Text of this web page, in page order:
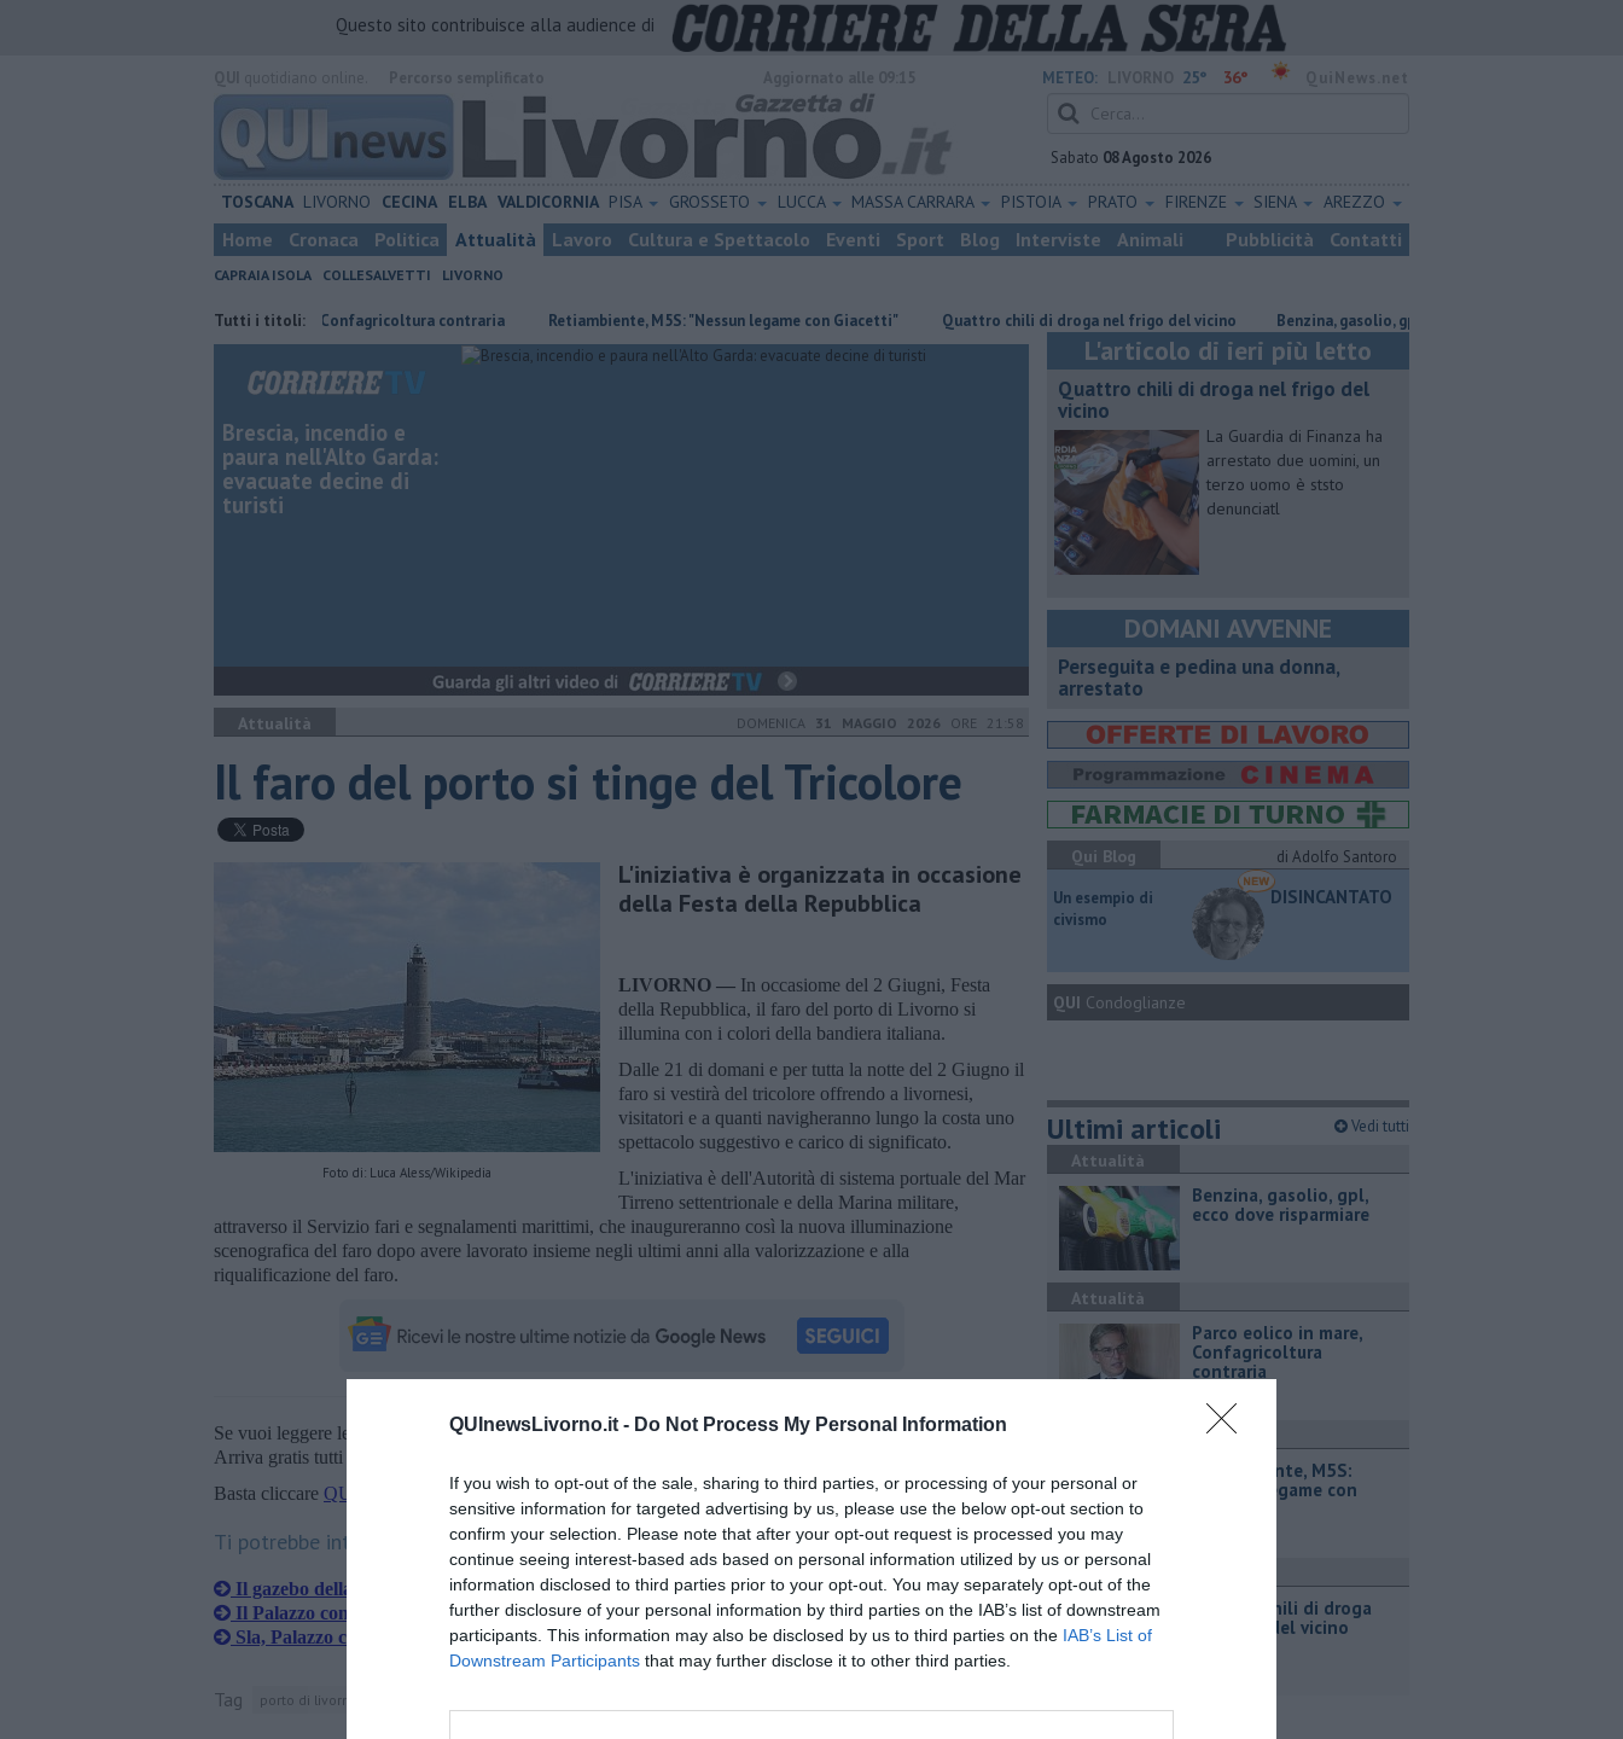
QUInewsLivorno.it - Do Not Process My Personal Information
If you wish to opt-out of the sale, sharing to third parties, or processing of your personal or
sensitive information for targeted advertising by us, please use the below opt-out section to
confirm your selection. Please note that after your opt-out request is processed you may
continue seeing interest-based ads based on personal information utilized by us or personal
information disclosed to third parties prior to your opt-out. You may separately opt-out of the
further disclosure of your personal information by third parties on the IAB’s list of downstream
participants. This information may also be disclosed by us to third parties on the IAB’s List of
Downstream Participants that may further disclose it to other third parties.
Questo sito contribuisce alla audience di
METEO: 25° 36°
Sabato 08 Agosto 2026
TOSCANA LIVORNO CECINA ELBA VALDICORNIA PISA GROSSETO LUCCA MASSA CARRARA PISTOIA PRATO FIRENZE SIENA AREZZO
Home Cronaca Politica Attualità Lavoro Cultura e Spettacolo Eventi Sport Blog Interviste Animali Pubblicità Contatti
CAPRAIA ISOLA COLLESALVETTI LIVORNO
Tutti i titoli:
Parco eolico in mare, Confagricoltura contraria Retiambiente, M5S: "Nessun legame con Giacetti" Quattro chili di droga nel frigo del vicino ​Benzina, gasolio, gpl, ecco dove risparmiare
Brescia, incendio e
paura nell'Alto Garda:
evacuate decine di
turisti
Attualità DOMENICA 31 MAGGIO 2026 ORE 21:58
Il faro del porto si tinge del Tricolore
Foto di: Luca Aless/Wikipedia
L'iniziativa è organizzata in occasione
della Festa della Repubblica
LIVORNO — In occasiome del 2 Giugni, Festa
della Repubblica, il faro del porto di Livorno si
illumina con i colori della bandiera italiana.
Dalle 21 di domani e per tutta la notte del 2 Giugno il
faro si vestirà del tricolore offrendo a livornesi,
visitatori e a quanti navigheranno lungo la costa uno
spettacolo suggestivo e carico di significato.
L'iniziativa è dell'Autorità di sistema portuale del Mar
Tirreno settentrionale e della Marina militare,
attraverso il Servizio fari e segnalamenti marittimi, che inaugureranno così la nuova illuminazione
scenografica del faro dopo avere lavorato insieme negli ultimi anni alla valorizzazione e alla
riqualificazione del faro.
Se vuoi leggere le notizie principali della Toscana iscriviti allaNewsletter QUInews - ToscanaMedia.
Arriva gratis tutti i giorni alle 20:00 direttamente nella tua casella di posta.
Basta cliccare QUI
Ti potrebbe interessare anche:
Il gazebo della Terrazza si illumina di viola
Il Palazzo comunale si tinge di blu
Sla, Palazzo comunale si tinge di verde
Tag porto di livorno
L'articolo di ieri più letto
Quattro chili di droga nel frigo del
vicino
La Guardia di Finanza ha
arrestato due uomini, un
terzo uomo è ststo
denunciatl
DOMANI AVVENNE
Perseguita e pedina una donna,
arrestato
Qui Blog
di Adolfo Santoro
​Un esempio di
civismo
DISINCANTATO
QUI Condoglianze
Ultimi articoli Vedi tutti
Attualità
​Benzina, gasolio, gpl,
ecco dove risparmiare
Attualità
Parco eolico in mare,
Confagricoltura
contraria
Retiambiente, M5S:
"Nessun legame con
Cronaca
Quattro chili di droga
nel frigo del vicino